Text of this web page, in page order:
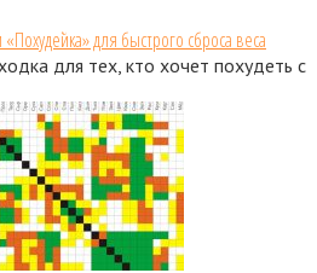
для быстрого сброса веса
для тех, кто хочет похудеть с